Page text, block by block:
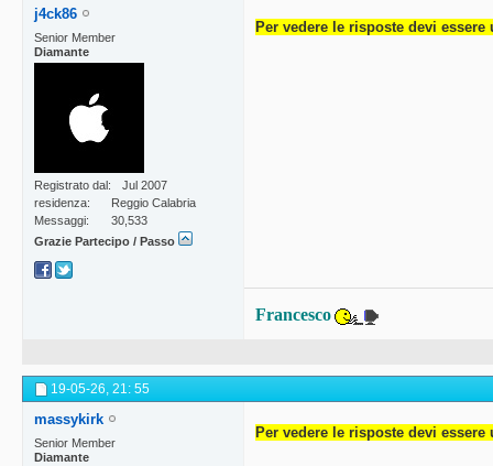
j4ck86
Senior Member
Diamante
Registrato dal
Jul 2007
residenza
Reggio Calabria
Messaggi
30,533
Grazie Partecipo / Passo
Per vedere le risposte devi essere
Francesco
19-05-26, 21: 55
massykirk
Senior Member
Diamante
Per vedere le risposte devi